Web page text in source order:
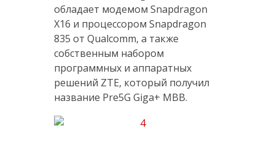
обладает модемом Snapdragon
X16 и процессором Snapdragon
835 от Qualcomm, а также
собственным набором
программных и аппаратных
решений ZTE, который получил
название Pre5G Giga+ MBB.